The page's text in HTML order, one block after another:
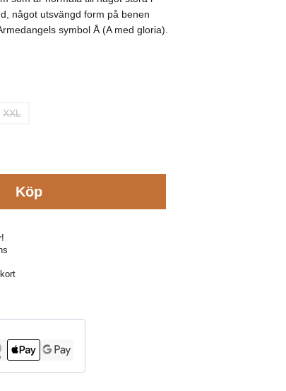
något utsvängd form på benen
symbol Å (A med gloria).
XXL
Köp